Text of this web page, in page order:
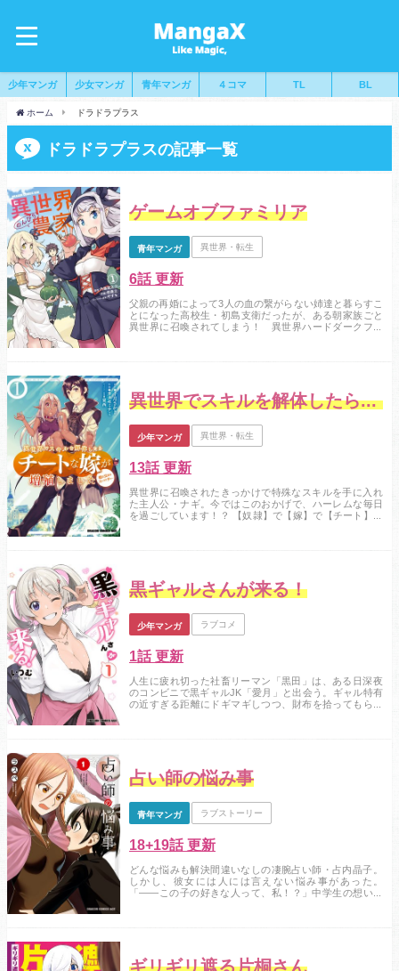
少年マンガ 少女マンガ 青年マンガ ４コマ TL BL
ホーム ドラドラプラス
ドラドラプラスの記事一覧
ゲームオブファミリア
青年マンガ 異世界・転生
6話 更新
父親の再婚によって3人の血の繋がらない姉達と暮らすこ
とになった高校生・初島支衛だったが、ある朝家族ごと
異世界に召喚されてしまう！ 異世界ハードダークファ
異世界でスキルを解体したらチートな嫁が増殖しました
少年マンガ 異世界・転生
13話 更新
異世界に召喚されたきっかけで特殊なスキルを手に入れ
た主人公・ナギ。今ではこのおかげで、ハーレムな毎日
を過ごしています！？ 【奴隷】で【嫁】で【チート】な
黒ギャルさんが来る！
少年マンガ ラブコメ
1話 更新
人生に疲れ切った社畜リーマン「黒田」は、ある日深夜
のコンビニで黒ギャルJK「愛月」と出会う。ギャル特有
の近すぎる距離にドギマギしつつ、財布を拾ってもらっ
占い師の悩み事
青年マンガ ラブストーリー
18+19話 更新
どんな悩みも解決間違いなしの凄腕占い師・占内晶子。
しかし、彼女には人には言えない悩み事があった。
「――この子の好きな人って、私！？」中学生の想いに
ギリギリ遮る片桐さん